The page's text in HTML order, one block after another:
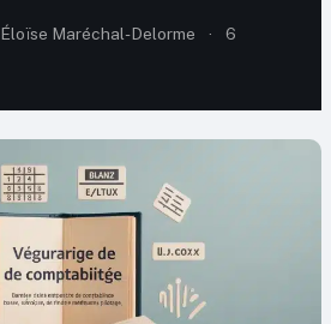
Éloïse Maréchal-Delorme ·
6